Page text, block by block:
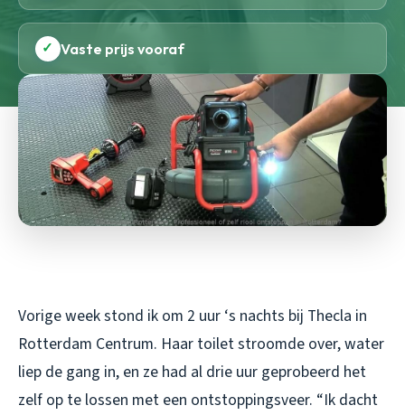
✓ Vaste prijs vooraf
Vorige week stond ik om 2 uur ‘s nachts bij Thecla in
Rotterdam Centrum. Haar toilet stroomde over, water
liep de gang in, en ze had al drie uur geprobeerd het
zelf op te lossen met een ontstoppingsveer. “Ik dacht